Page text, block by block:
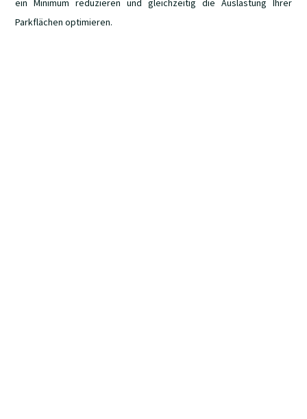
ein Minimum reduzieren und gleichzeitig die Auslastung Ihrer
Parkflächen optimieren.